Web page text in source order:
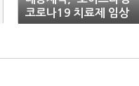
코로나19 치료제 임상
2상 승인